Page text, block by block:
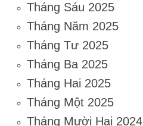
Tháng Sáu 2025
Tháng Năm 2025
Tháng Tư 2025
Tháng Ba 2025
Tháng Hai 2025
Tháng Một 2025
Tháng Mười Hai 2024